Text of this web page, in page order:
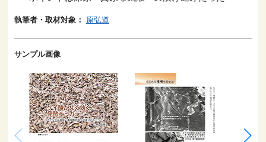
執筆者・取材対象： 原弘道
サンプル画像